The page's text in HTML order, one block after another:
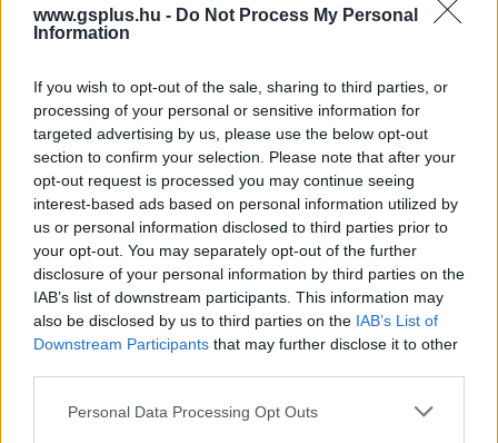
www.gsplus.hu - Do Not Process My Personal
Information
If you wish to opt-out of the sale, sharing to third parties, or
processing of your personal or sensitive information for
targeted advertising by us, please use the below opt-out
section to confirm your selection. Please note that after your
opt-out request is processed you may continue seeing
interest-based ads based on personal information utilized by
us or personal information disclosed to third parties prior to
your opt-out. You may separately opt-out of the further
disclosure of your personal information by third parties on the
IAB’s list of downstream participants. This information may
also be disclosed by us to third parties on the IAB’s List of
Downstream Participants that may further disclose it to other
Please note that this website/app uses one or more Google
Personal Data Processing Opt Outs
Ez az MMORPG egy 100 szintes lebegő palotában,
Aincradban játszódik. Minden szintnek megvannak a
maga dungeonjei, titkai, kültéri zónái és városai, a
szinteket pedig egy nagy központi útvesztő köti össze.
Minden emeletnek megvan a maga bossa, és ha egy
guildnek sikerül legyűrnie azt, akkor aktiválódik egy
teleport kapu amivel mindenki más is felutazhat a
következő szintre.
Kirito, Asuna és a sztori többi főhőse már vagy egy tucat
különböző játékadaptációban kapott főszerepet, de az